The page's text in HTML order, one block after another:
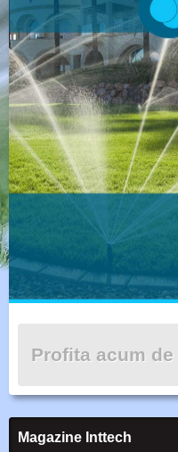
Profita acum de
Magazine Inttech